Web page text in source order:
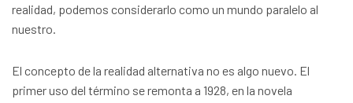
realidad, podemos considerarlo como un mundo paralelo al
nuestro.
El concepto de la realidad alternativa no es algo nuevo. El
primer uso del término se remonta a 1928, en la novela